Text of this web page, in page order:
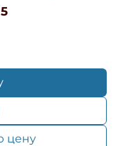
цену